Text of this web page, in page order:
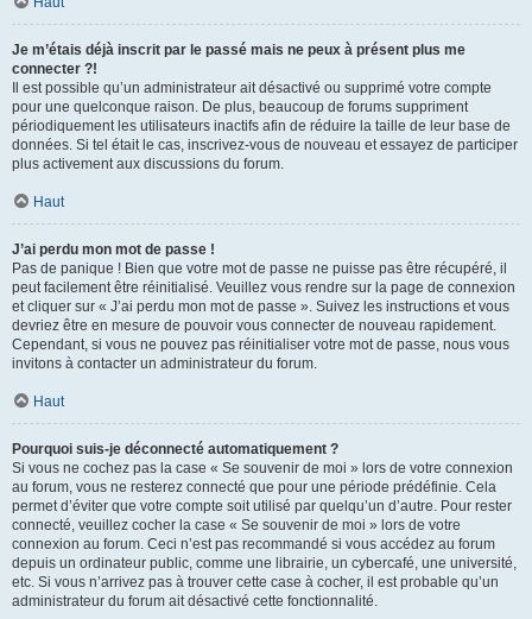
Je m’étais déjà inscrit par le passé mais ne peux à présent plus me
connecter ?!
Il est possible qu’un administrateur ait désactivé ou supprimé votre compte
pour une quelconque raison. De plus, beaucoup de forums suppriment
périodiquement les utilisateurs inactifs afin de réduire la taille de leur base de
données. Si tel était le cas, inscrivez-vous de nouveau et essayez de participer
plus activement aux discussions du forum.
Haut
J’ai perdu mon mot de passe !
Pas de panique ! Bien que votre mot de passe ne puisse pas être récupéré, il
peut facilement être réinitialisé. Veuillez vous rendre sur la page de connexion
et cliquer sur « J’ai perdu mon mot de passe ». Suivez les instructions et vous
devriez être en mesure de pouvoir vous connecter de nouveau rapidement.
Cependant, si vous ne pouvez pas réinitialiser votre mot de passe, nous vous
invitons à contacter un administrateur du forum.
Haut
Pourquoi suis-je déconnecté automatiquement ?
Si vous ne cochez pas la case « Se souvenir de moi » lors de votre connexion
au forum, vous ne resterez connecté que pour une période prédéfinie. Cela
permet d’éviter que votre compte soit utilisé par quelqu’un d’autre. Pour rester
connecté, veuillez cocher la case « Se souvenir de moi » lors de votre
connexion au forum. Ceci n’est pas recommandé si vous accédez au forum
depuis un ordinateur public, comme une librairie, un cybercafé, une université,
etc. Si vous n’arrivez pas à trouver cette case à cocher, il est probable qu’un
administrateur du forum ait désactivé cette fonctionnalité.